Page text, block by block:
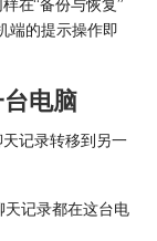
在“备份与恢复”
端的提示操作即
电脑
记录转移到另一
记录都在这台电